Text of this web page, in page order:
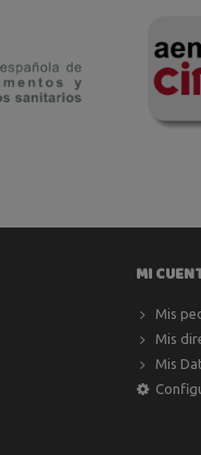
MI
Mis
Mis
Mis